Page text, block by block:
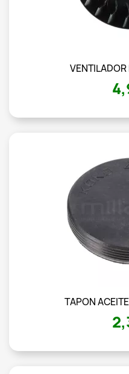
VENTILADOR
TAPON